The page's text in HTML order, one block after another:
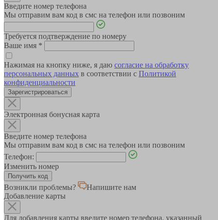
Введите номер телефона
Мы отправим вам код в смс на телефон или позвоним
Требуется подтверждение по номеру
Ваше имя *
Нажимая на кнопку ниже, я даю согласие на обработку
персональных данных в соответствии с Политикой
конфиденциальности
Зарегистрироваться
Электронная бонусная карта
Введите номер телефона
Мы отправим вам код в смс на телефон или позвоним
Телефон:
Изменить номер
Возникли проблемы?
Напишите нам
Добавление карты
Для добавления карты введите номер телефона, указанный